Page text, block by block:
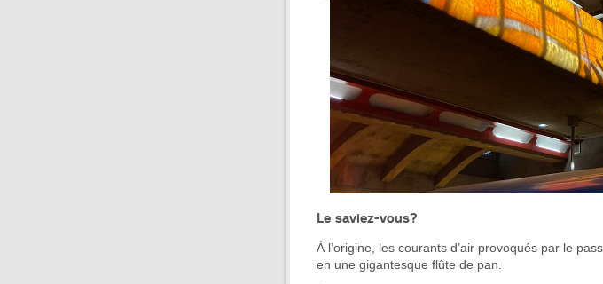
Le saviez-vous?
À l’origine, les courants d’air provoqués par le
en une gigantesque flûte de pan.